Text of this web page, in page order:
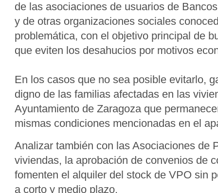
de las asociaciones de usuarios de
y de otras organizaciones sociales
problemática, con el objetivo principal de
que eviten los desahucios por motivos
En los casos que no sea posible evitarlo,
digno de las familias afectadas en las
Ayuntamiento de Zaragoza que
mismas condiciones mencionadas en el
Analizar también con las Asociaciones de
viviendas, la aprobación de convenios de
fomenten el alquiler del stock de VPO sin
a corto y medio plazo.